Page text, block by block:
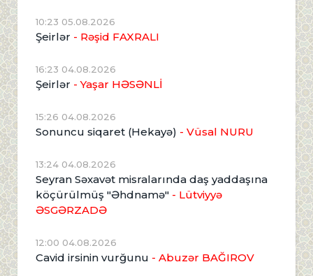
10:23 05.08.2026
Şeirlər - Rəşid FAXRALI
16:23 04.08.2026
Şeirlər - Yaşar HƏSƏNLİ
15:26 04.08.2026
Sonuncu siqaret (Hekayə) - Vüsal NURU
13:24 04.08.2026
Seyran Səxavət misralarında daş yaddaşına
köçürülmüş "Əhdnamə" - Lütviyyə
ƏSGƏRZADƏ
12:00 04.08.2026
Cavid irsinin vurğunu - Abuzər BAĞIROV